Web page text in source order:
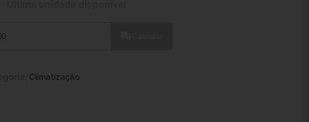
Climatização